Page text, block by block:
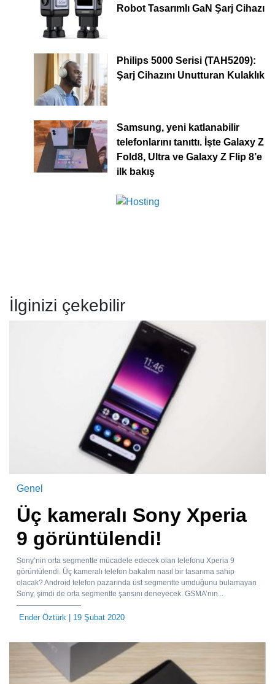
Robot Tasarımlı GaN Şarj Cihazı
Philips 5000 Serisi (TAH5209):
Şarj Cihazını Unutturan Kulaklık
Samsung, yeni katlanabilir
telefonlarını tanıttı. İşte Galaxy Z
Fold8, Ultra ve Galaxy Z Flip 8’e
ilk bakış
İlginizi çekebilir
Genel
Üç kameralı Sony Xperia
9 görüntülendi!
Sony’nin orta segmentte mücadele edecek olan telefonu Xperia 9
görüntülendi. Üç kameralı telefon bakalım nasıl bir tasarıma sahip
olacak? Android telefon pazarında üst segmentte umduğunu bulamayan
Sony, şimdi de orta segmentte şansını deneyecek. GSMA’nın...
Ender Öztürk | 19 Şubat 2020